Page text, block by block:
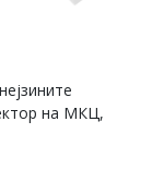
на МКЦ,